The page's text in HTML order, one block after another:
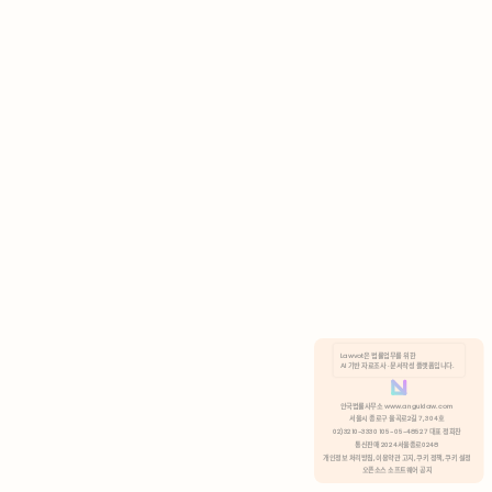
분석 쿠키 허용
Lawvot은 법률업무를 위한
AI 기반 자료조사 · 문서작성 플랫폼입니다.
안국법률사무소 www.anguklaw.com
서울시 종로구 율곡로2길 7, 304호
02)3210-3330 105-05-48527 대표 정희찬
통신판매 2024서울종로0248
개인정보 처리방침, 이용약관 고지, 쿠키 정책, 쿠키 설정
오픈소스 소프트웨어 공지